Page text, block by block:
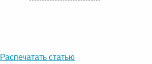
Распечатать статью